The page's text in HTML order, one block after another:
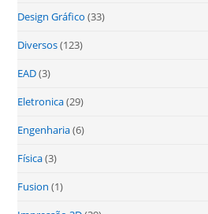
Design Gráfico (33)
Diversos(123)
EAD(3)
Eletronica(29)
Engenharia(6)
Física(3)
Fusion (1)